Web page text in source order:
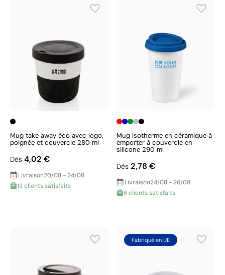
Mug take away éco avec logo,
poignée et couvercle 280 ml
Dès 4,02 €
Livraison20/08 - 24/08
13 clients satisfaits
Mug isotherme en céramique à
emporter à couvercle en
silicone 290 ml
Dès 2,78 €
Livraison24/08 - 26/08
6 clients satisfaits
Fabriqué en UE